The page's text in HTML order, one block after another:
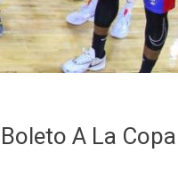
A La Copa